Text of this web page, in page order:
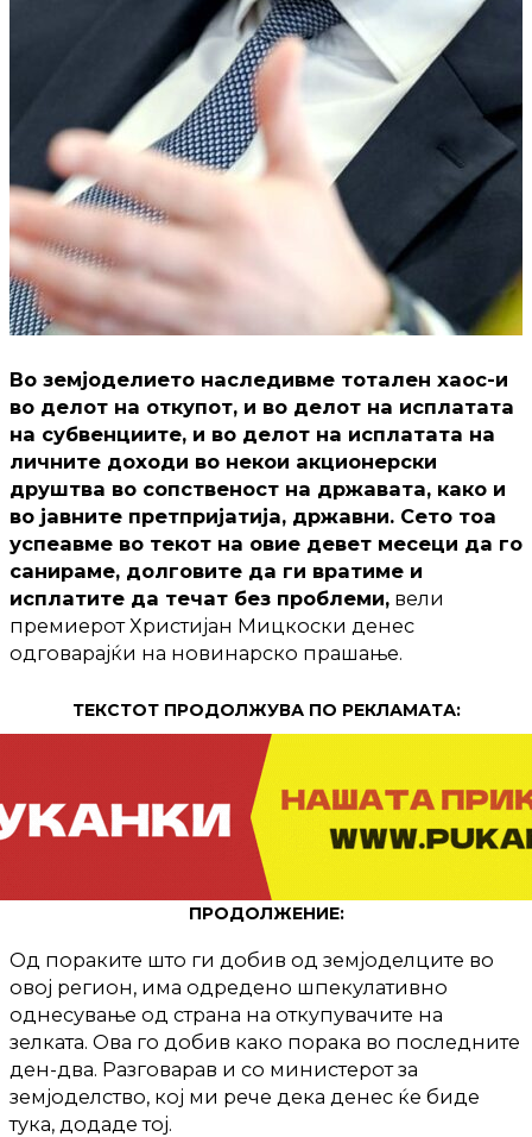
Во земјоделието наследивме тотален хаос-и
во делот на откупот, и во делот на исплатата
на субвенциите, и во делот на исплатата на
личните доходи во некои акционерски
друштва во сопственост на државата, како и
во јавните претпријатија, државни. Сето тоа
успеавме во текот на овие девет месеци да го
санираме, долговите да ги вратиме и
исплатите да течат без проблеми, вели
премиерот Христијан Мицкоски денес
одговарајќи на новинарско прашање.
ТЕКСТОТ ПРОДОЛЖУВА ПО РЕКЛАМАТА:
ПРОДОЛЖЕНИЕ:
Од пораките што ги добив од земјоделците во
овој регион, има одредено шпекулативно
однесување од страна на откупувачите на
зелката. Ова го добив како порака во последните
ден-два. Разговарав и со министерот за
земјоделство, кој ми рече дека денес ќе биде
тука, додаде тој.